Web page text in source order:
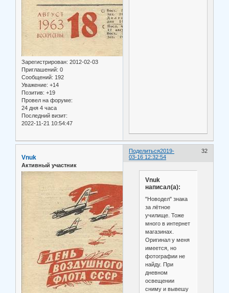
Зарегистрирован: 2012-02-03
Приглашений: 0
Сообщений: 192
Уважение: +14
Позитив: +19
Провел на форуме:
24 дня 4 часа
Последний визит:
2022-11-21 10:54:47
Поделиться 32
2019-
03-16 12:32:54
Vnuk
Активный участник
Vnuk
написал(а):
"Новодел" знака
за лётное
училище. Тоже
много в интернет
магазинах.
Оригинал у меня
имеется, но
фотографии не
найду. При
дневном
освещении
сниму и вывешу